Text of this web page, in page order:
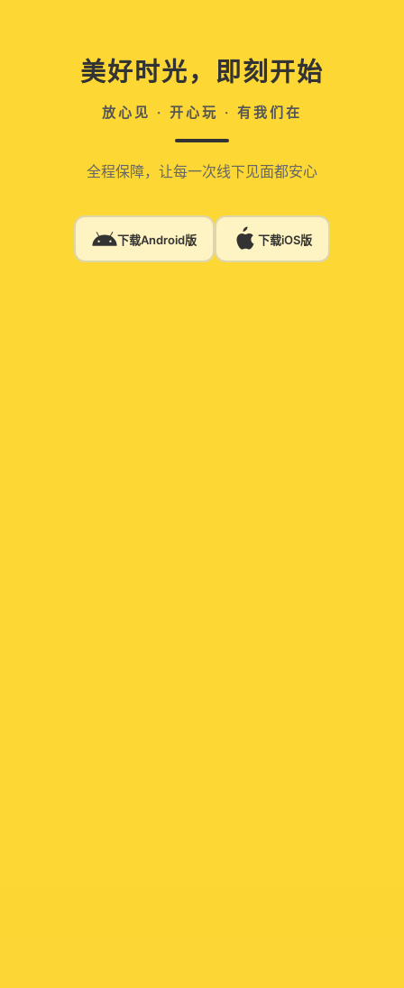
美好时光，即刻开始
放心见 · 开心玩 · 有我们在
全程保障，让每一次线下见面都安心
下载Android版 下载iOS版